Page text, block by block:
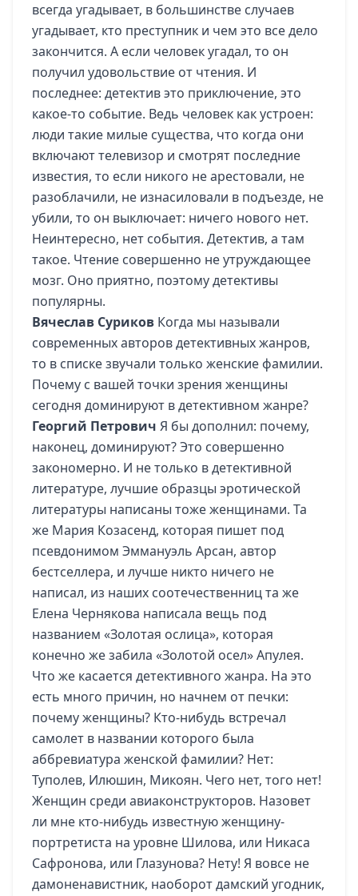
всегда угадывает, в большинстве случаев
угадывает, кто преступник и чем это все дело
закончится. А если человек угадал, то он
получил удовольствие от чтения. И
последнее: детектив это приключение, это
какое-то событие. Ведь человек как устроен:
люди такие милые существа, что когда они
включают телевизор и смотрят последние
известия, то если никого не арестовали, не
разоблачили, не изнасиловали в подъезде, не
убили, то он выключает: ничего нового нет.
Неинтересно, нет события. Детектив, а там
такое. Чтение совершенно не утруждающее
мозг. Оно приятно, поэтому детективы
популярны.
Вячеслав Суриков Когда мы называли
современных авторов детективных жанров,
то в списке звучали только женские фамилии.
Почему с вашей точки зрения женщины
сегодня доминируют в детективном жанре?
Георгий Петрович Я бы дополнил: почему,
наконец, доминируют? Это совершенно
закономерно. И не только в детективной
литературе, лучшие образцы эротической
литературы написаны тоже женщинами. Та
же Мария Козасенд, которая пишет под
псевдонимом Эммануэль Арсан, автор
бестселлера, и лучше никто ничего не
написал, из наших соотечественниц та же
Елена Чернякова написала вещь под
названием «Золотая ослица», которая
конечно же забила «Золотой осел» Апулея.
Что же касается детективного жанра. На это
есть много причин, но начнем от печки:
почему женщины? Кто-нибудь встречал
самолет в названии которого была
аббревиатура женской фамилии? Нет:
Туполев, Илюшин, Микоян. Чего нет, того нет!
Женщин среди авиаконструкторов. Назовет
ли мне кто-нибудь известную женщину-
портретиста на уровне Шилова, или Никаса
Сафронова, или Глазунова? Нету! Я вовсе не
дамоненавистник, наоборот дамский угодник,